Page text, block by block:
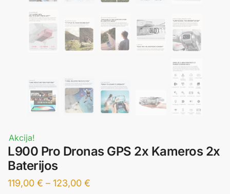
Akcija!
L900 Pro Dronas GPS 2x Kameros 2x
Baterijos
119,00 € – 123,00 €